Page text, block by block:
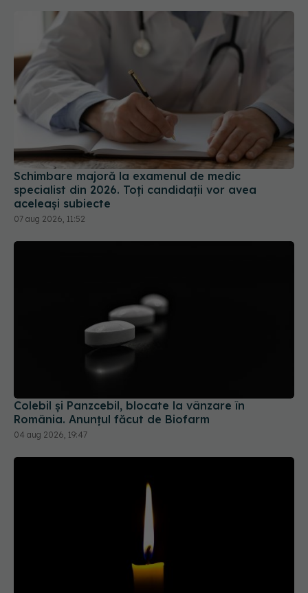
Schimbare majoră la examenul de medic
specialist din 2026. Toți candidații vor avea
aceleași subiecte
07 aug 2026, 11:52
România. Anunțul făcut de Biofarm
Tragedie în lumea fotbalului. A murit Franco
Baresi, legenda lui AC Milan